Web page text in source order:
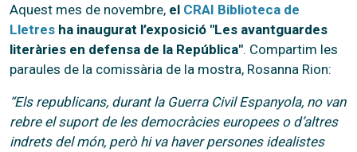
Aquest mes de novembre, el CRAI Biblioteca de
Lletres ha inaugurat l’exposició "Les avantguardes
literàries en defensa de la República". Compartim les
paraules de la comissària de la mostra, Rosanna Rion:
“Els republicans, durant la Guerra Civil Espanyola, no van
rebre el suport de les democràcies europees o d’altres
indrets del món, però hi va haver persones idealistes